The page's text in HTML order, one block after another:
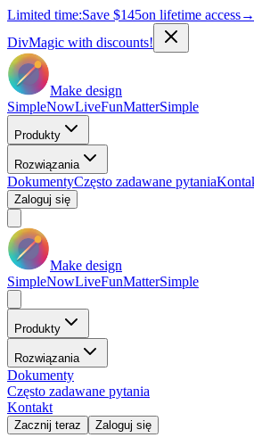
Limited time:Save $145on lifetime access→
DivMagic with discounts!
Make design
SimpleNowLiveFunMatterSimple
Produkty
Rozwiązania
DokumentyCzęsto zadawane pytania
Zaloguj się
Make design
SimpleNowLiveFunMatterSimple
Produkty
Rozwiązania
Dokumenty
Często zadawane pytania
Kontakt
Zacznij teraz Zaloguj się